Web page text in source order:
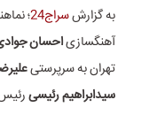
به گزارشسراج24 ؛
آهنگسازیاحسان
تهران به سرپرستی
سیدابراهیم رئیسی